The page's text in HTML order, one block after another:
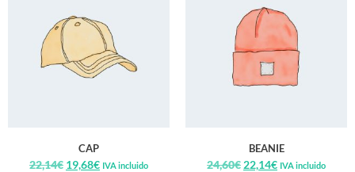
CAP
22,14€ 19,68€ IVA incluido
BEANIE
24,60€ 22,14€ IVA incluido